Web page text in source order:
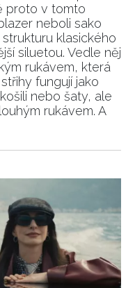
proto v tomto
neboli sako
klasického
siluetou. Vedle něj
rukávem, která
fungují jako
nebo šaty, ale
rukávem. A